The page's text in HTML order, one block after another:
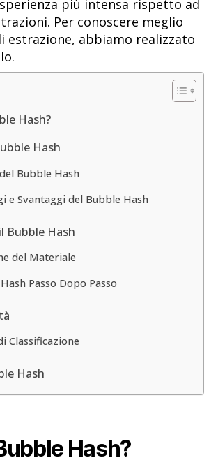
più intensa rispetto ad
Per conoscere meglio
estrazione, abbiamo realizzato
Hash?
Hash
Bubble Hash
e Svantaggi del Bubble Hash
Bubble Hash
del Materiale
Passo Dopo Passo
Classificazione
Hash
Hash?